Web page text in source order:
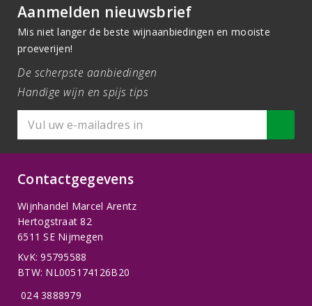
Aanmelden nieuwsbrief
Mis niet langer de beste wijnaanbiedingen en mooiste
proeverijen!
De scherpste aanbiedingen
Handige wijn en spijs tips
Contactgegevens
Wijnhandel Marcel Arentz
Hertogstraat 82
6511 SE Nijmegen
KvK: 95795588
BTW: NL005174126B20
024 3888979